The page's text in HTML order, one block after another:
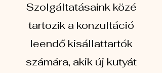
Szolgáltatásaink közé
tartozik a konzultáció
leendő kisállattartók
számára, akik új kutyát